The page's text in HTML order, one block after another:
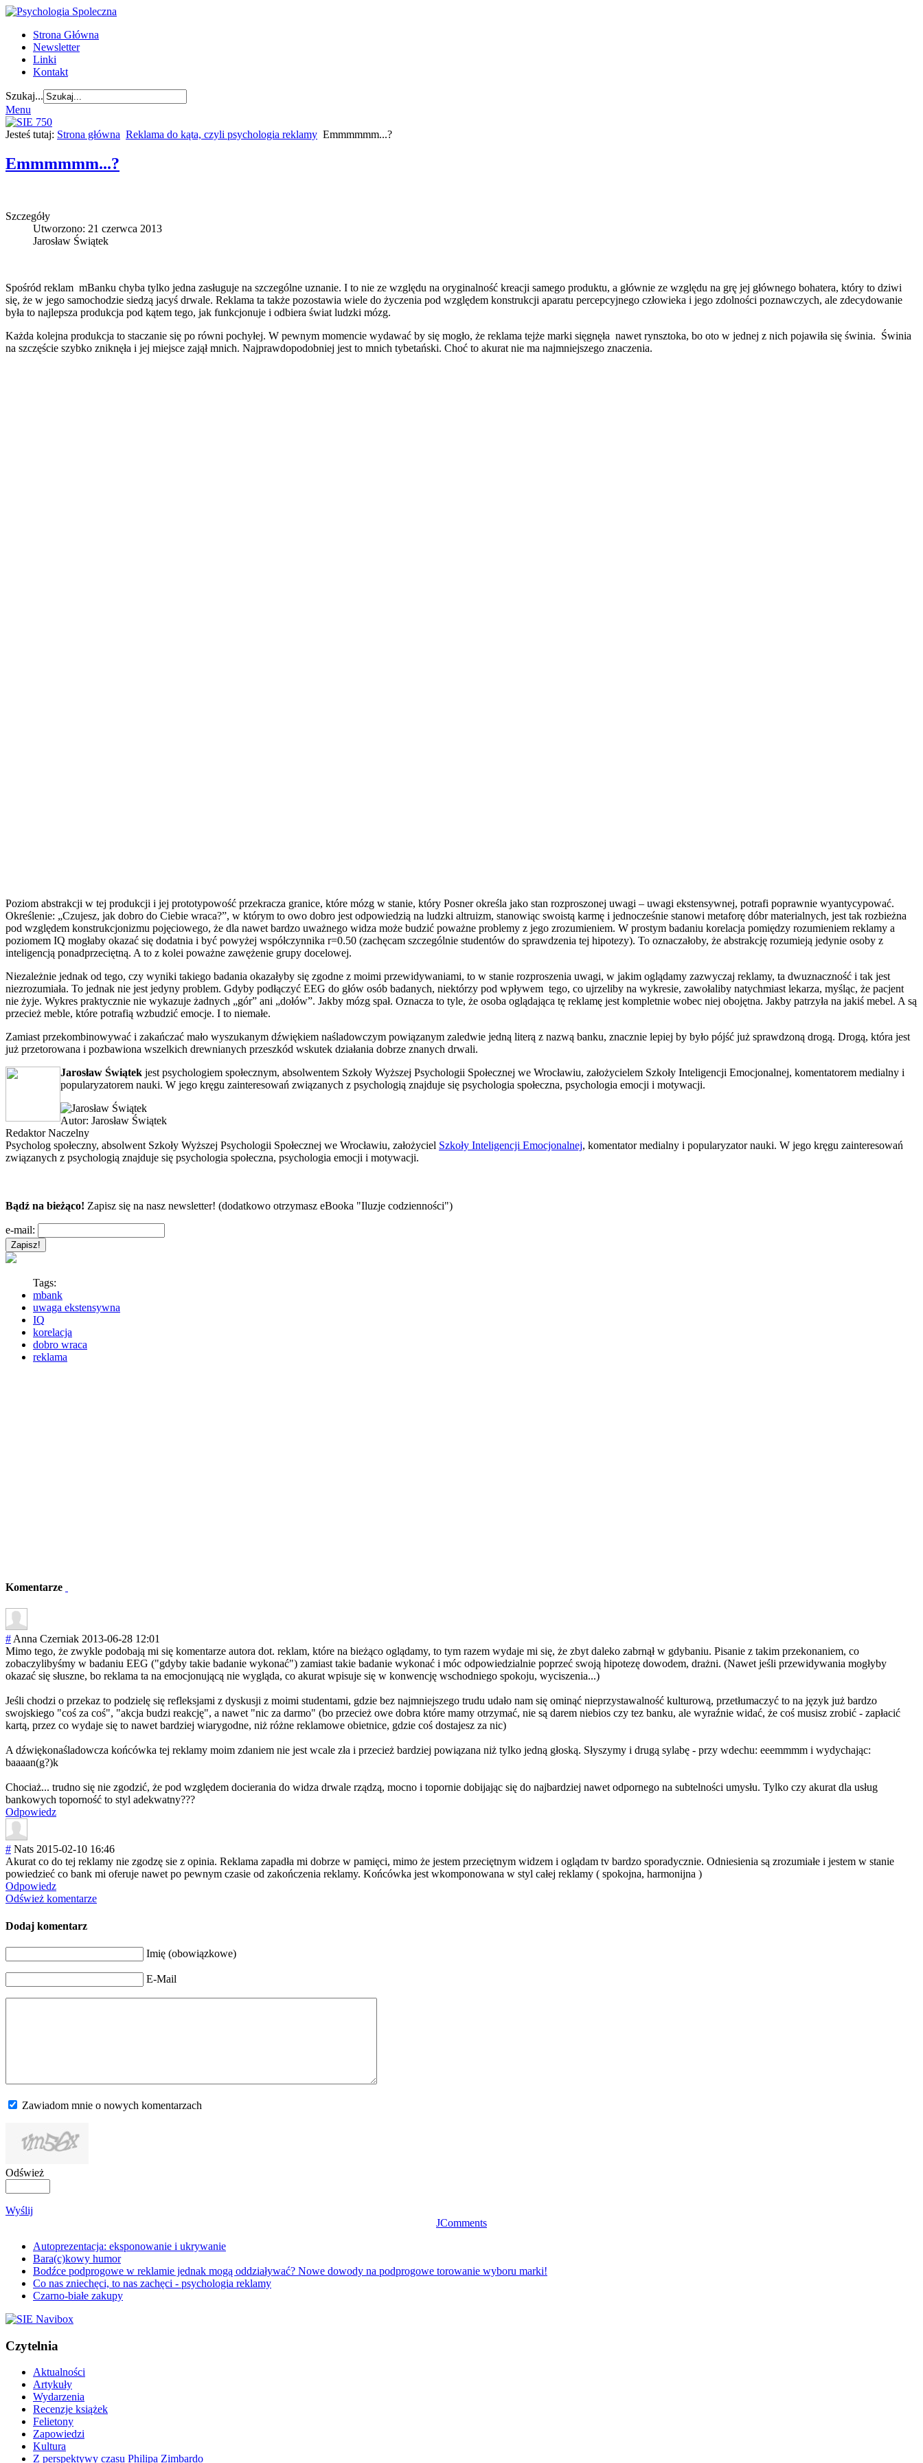
Strona Główna
Newsletter
Linki
Kontakt
Szukaj...
Menu
Jesteś tutaj: Strona główna Reklama do kąta, czyli psychologia reklamy Emmmmmm...?
Emmmmmm...?
Szczegóły
Utworzono: 21 czerwca 2013
Jarosław Świątek
Spośród reklam mBanku chyba tylko jedna zasługuje na szczególne uznanie. I to nie ze względu na oryginalność kreacji samego produktu, a głównie ze względu na grę jej głównego bohatera, który to dziwi
się, że w jego samochodzie siedzą jacyś drwale. Reklama ta także pozostawia wiele do życzenia pod względem konstrukcji aparatu percepcyjnego człowieka i jego zdolności poznawczych, ale zdecydowanie
była to najlepsza produkcja pod kątem tego, jak funkcjonuje i odbiera świat ludzki mózg.
Każda kolejna produkcja to staczanie się po równi pochyłej. W pewnym momencie wydawać by się mogło, że reklama tejże marki sięgnęła nawet rynsztoka, bo oto w jednej z nich pojawiła się świnia. Świnia
na szczęście szybko zniknęła i jej miejsce zajął mnich. Najprawdopodobniej jest to mnich tybetański. Choć to akurat nie ma najmniejszego znaczenia.
Poziom abstrakcji w tej produkcji i jej prototypowość przekracza granice, które mózg w stanie, który Posner określa jako stan rozproszonej uwagi – uwagi ekstensywnej, potrafi poprawnie wyantycypować.
Określenie: „Czujesz, jak dobro do Ciebie wraca?”, w którym to owo dobro jest odpowiedzią na ludzki altruizm, stanowiąc swoistą karmę i jednocześnie stanowi metaforę dóbr materialnych, jest tak rozbieżna
pod względem konstrukcjonizmu pojęciowego, że dla nawet bardzo uważnego widza może budzić poważne problemy z jego zrozumieniem. W prostym badaniu korelacja pomiędzy rozumieniem reklamy a
poziomem IQ mogłaby okazać się dodatnia i być powyżej współczynnika r=0.50 (zachęcam szczególnie studentów do sprawdzenia tej hipotezy). To oznaczałoby, że abstrakcję rozumieją jedynie osoby z
inteligencją ponadprzeciętną. A to z kolei poważne zawężenie grupy docelowej.
Niezależnie jednak od tego, czy wyniki takiego badania okazałyby się zgodne z moimi przewidywaniami, to w stanie rozproszenia uwagi, w jakim oglądamy zazwyczaj reklamy, ta dwuznaczność i tak jest
niezrozumiała. To jednak nie jest jedyny problem. Gdyby podłączyć EEG do głów osób badanych, niektórzy pod wpływem tego, co ujrzeliby na wykresie, zawołaliby natychmiast lekarza, myśląc, że pacjent
nie żyje. Wykres praktycznie nie wykazuje żadnych „gór” ani „dołów”. Jakby mózg spał. Oznacza to tyle, że osoba oglądająca tę reklamę jest kompletnie wobec niej obojętna. Jakby patrzyła na jakiś mebel. A są
przecież meble, które potrafią wzbudzić emocje. I to niemałe.
Zamiast przekombinowywać i zakańczać mało wyszukanym dźwiękiem naśladowczym powiązanym zaledwie jedną literą z nazwą banku, znacznie lepiej by było pójść już sprawdzoną drogą. Drogą, która jest
już przetorowana i pozbawiona wszelkich drewnianych przeszkód wskutek działania dobrze znanych drwali.
Jarosław Świątek jest psychologiem społecznym, absolwentem Szkoły Wyższej Psychologii Społecznej we Wrocławiu, założycielem Szkoły Inteligencji Emocjonalnej, komentatorem medialny i
popularyzatorem nauki. W jego kręgu zainteresowań związanych z psychologią znajduje się psychologia społeczna, psychologia emocji i motywacji.
Autor: Jarosław Świątek
Redaktor Naczelny
Psycholog społeczny, absolwent Szkoły Wyższej Psychologii Społecznej we Wrocławiu, założyciel Szkoły Inteligencji Emocjonalnej, komentator medialny i popularyzator nauki. W jego kręgu zainteresowań
związanych z psychologią znajduje się psychologia społeczna, psychologia emocji i motywacji.
Bądź na bieżąco! Zapisz się na nasz newsletter! (dodatkowo otrzymasz eBooka "Iluzje codzienności")
e-mail:
Tags:
mbank
uwaga ekstensywna
IQ
korelacja
dobro wraca
reklama
Komentarze
# Anna Czerniak 2013-06-28 12:01
Mimo tego, że zwykle podobają mi się komentarze autora dot. reklam, które na bieżąco oglądamy, to tym razem wydaje mi się, że zbyt daleko zabrnął w gdybaniu. Pisanie z takim przekonaniem, co
zobaczylibyśmy w badaniu EEG ("gdyby takie badanie wykonać") zamiast takie badanie wykonać i móc odpowiedzialnie poprzeć swoją hipotezę dowodem, drażni. (Nawet jeśli przewidywania mogłyby
okazać się słuszne, bo reklama ta na emocjonującą nie wygląda, co akurat wpisuje się w konwencję wschodniego spokoju, wyciszenia...)
Jeśli chodzi o przekaz to podzielę się refleksjami z dyskusji z moimi studentami, gdzie bez najmniejszego trudu udało nam się ominąć nieprzystawalność kulturową, przetłumaczyć to na język już bardzo
swojskiego "coś za coś", "akcja budzi reakcję", a nawet "nic za darmo" (bo przecież owe dobra które mamy otrzymać, nie są darem niebios czy tez banku, ale wyraźnie widać, że coś musisz zrobić - zapłacić
kartą, przez co wydaje się to nawet bardziej wiarygodne, niż różne reklamowe obietnice, gdzie coś dostajesz za nic)
A dźwiękonaśladowcza końcówka tej reklamy moim zdaniem nie jest wcale zła i przecież bardziej powiązana niż tylko jedną głoską. Słyszymy i drugą sylabę - przy wdechu: eeemmmm i wydychając:
baaaan(g?)k
Chociaż... trudno się nie zgodzić, że pod względem docierania do widza drwale rządzą, mocno i topornie dobijając się do najbardziej nawet odpornego na subtelności umysłu. Tylko czy akurat dla usług
bankowych toporność to styl adekwatny???
Odpowiedz
# Nats 2015-02-10 16:46
Akurat co do tej reklamy nie zgodzę sie z opinia. Reklama zapadła mi dobrze w pamięci, mimo że jestem przeciętnym widzem i oglądam tv bardzo sporadycznie. Odniesienia są zrozumiałe i jestem w stanie
powiedzieć co bank mi oferuje nawet po pewnym czasie od zakończenia reklamy. Końcówka jest wkomponowana w styl całej reklamy ( spokojna, harmonijna )
Odpowiedz
Odśwież komentarze
Dodaj komentarz
Imię (obowiązkowe)
E-Mail
Zawiadom mnie o nowych komentarzach
Odśwież
Wyślij
JComments
Autoprezentacja: eksponowanie i ukrywanie
Bara(c)kowy humor
Bodźce podprogowe w reklamie jednak mogą oddziaływać? Nowe dowody na podprogowe torowanie wyboru marki!
Co nas zniechęci, to nas zachęci - psychologia reklamy
Czarno-białe zakupy
Czytelnia
Aktualności
Artykuły
Wydarzenia
Recenzje książek
Felietony
Zapowiedzi
Kultura
Z perspektywy czasu Philipa Zimbardo